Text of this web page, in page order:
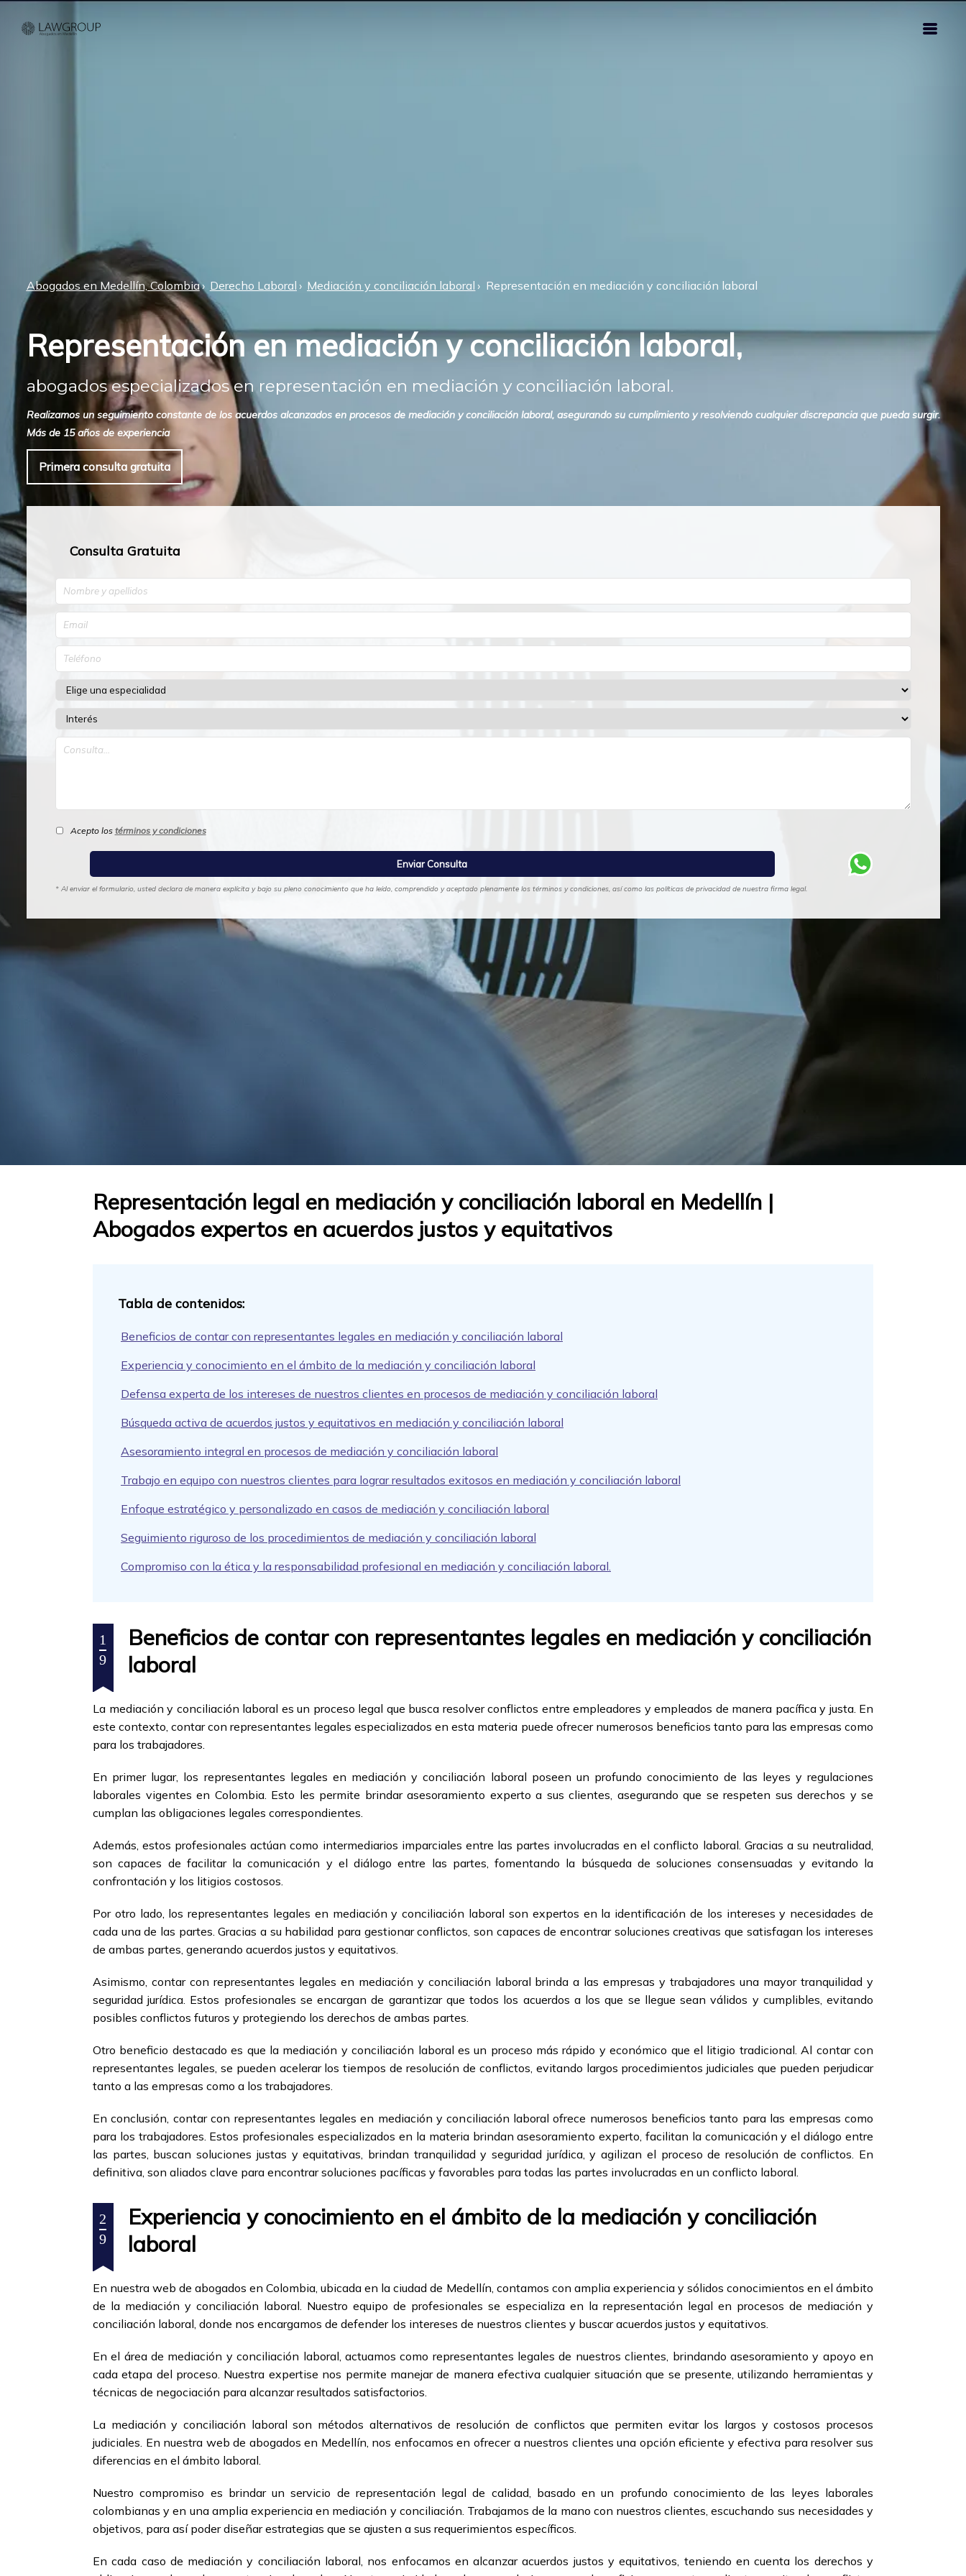
Abogados en Medellín, Colombia Derecho Laboral Mediación y conciliación laboral Representación en mediación y conciliación laboral
Representación en mediación y conciliación laboral,
abogados especializados en representación en mediación y conciliación laboral.
Realizamos un seguimiento constante de los acuerdos alcanzados en procesos de mediación y conciliación laboral, asegurando su cumplimiento y resolviendo cualquier discrepancia que pueda surgir.
Más de 15 años de experiencia
Primera consulta gratuita
Consulta Gratuita
Acepto los términos y condiciones
* Al enviar el formulario, usted declara de manera explícita y bajo su pleno conocimiento que ha leído, comprendido y aceptado plenamente los términos y condiciones, así como las políticas de privacidad de nuestra firma legal.
Representación legal en mediación y conciliación laboral en Medellín |
Abogados expertos en acuerdos justos y equitativos
Beneficios de contar con representantes legales en mediación y conciliación laboral
Experiencia y conocimiento en el ámbito de la mediación y conciliación laboral
Defensa experta de los intereses de nuestros clientes en procesos de mediación y conciliación laboral
Búsqueda activa de acuerdos justos y equitativos en mediación y conciliación laboral
Asesoramiento integral en procesos de mediación y conciliación laboral
Trabajo en equipo con nuestros clientes para lograr resultados exitosos en mediación y conciliación laboral
Enfoque estratégico y personalizado en casos de mediación y conciliación laboral
Seguimiento riguroso de los procedimientos de mediación y conciliación laboral
Compromiso con la ética y la responsabilidad profesional en mediación y conciliación laboral.
1
9
Beneficios de contar con representantes legales en mediación y conciliación
laboral
La mediación y conciliación laboral es un proceso legal que busca resolver conflictos entre empleadores y empleados de manera pacífica y justa. En
este contexto, contar con representantes legales especializados en esta materia puede ofrecer numerosos beneficios tanto para las empresas como
para los trabajadores.
En primer lugar, los representantes legales en mediación y conciliación laboral poseen un profundo conocimiento de las leyes y regulaciones
laborales vigentes en Colombia. Esto les permite brindar asesoramiento experto a sus clientes, asegurando que se respeten sus derechos y se
cumplan las obligaciones legales correspondientes.
Además, estos profesionales actúan como intermediarios imparciales entre las partes involucradas en el conflicto laboral. Gracias a su neutralidad,
son capaces de facilitar la comunicación y el diálogo entre las partes, fomentando la búsqueda de soluciones consensuadas y evitando la
confrontación y los litigios costosos.
Por otro lado, los representantes legales en mediación y conciliación laboral son expertos en la identificación de los intereses y necesidades de
cada una de las partes. Gracias a su habilidad para gestionar conflictos, son capaces de encontrar soluciones creativas que satisfagan los intereses
de ambas partes, generando acuerdos justos y equitativos.
Asimismo, contar con representantes legales en mediación y conciliación laboral brinda a las empresas y trabajadores una mayor tranquilidad y
seguridad jurídica. Estos profesionales se encargan de garantizar que todos los acuerdos a los que se llegue sean válidos y cumplibles, evitando
posibles conflictos futuros y protegiendo los derechos de ambas partes.
Otro beneficio destacado es que la mediación y conciliación laboral es un proceso más rápido y económico que el litigio tradicional. Al contar con
representantes legales, se pueden acelerar los tiempos de resolución de conflictos, evitando largos procedimientos judiciales que pueden perjudicar
tanto a las empresas como a los trabajadores.
En conclusión, contar con representantes legales en mediación y conciliación laboral ofrece numerosos beneficios tanto para las empresas como
para los trabajadores. Estos profesionales especializados en la materia brindan asesoramiento experto, facilitan la comunicación y el diálogo entre
las partes, buscan soluciones justas y equitativas, brindan tranquilidad y seguridad jurídica, y agilizan el proceso de resolución de conflictos. En
definitiva, son aliados clave para encontrar soluciones pacíficas y favorables para todas las partes involucradas en un conflicto laboral.
2
9
Experiencia y conocimiento en el ámbito de la mediación y conciliación
laboral
En nuestra web de abogados en Colombia, ubicada en la ciudad de Medellín, contamos con amplia experiencia y sólidos conocimientos en el ámbito
de la mediación y conciliación laboral. Nuestro equipo de profesionales se especializa en la representación legal en procesos de mediación y
conciliación laboral, donde nos encargamos de defender los intereses de nuestros clientes y buscar acuerdos justos y equitativos.
En el área de mediación y conciliación laboral, actuamos como representantes legales de nuestros clientes, brindando asesoramiento y apoyo en
cada etapa del proceso. Nuestra expertise nos permite manejar de manera efectiva cualquier situación que se presente, utilizando herramientas y
técnicas de negociación para alcanzar resultados satisfactorios.
La mediación y conciliación laboral son métodos alternativos de resolución de conflictos que permiten evitar los largos y costosos procesos
judiciales. En nuestra web de abogados en Medellín, nos enfocamos en ofrecer a nuestros clientes una opción eficiente y efectiva para resolver sus
diferencias en el ámbito laboral.
Nuestro compromiso es brindar un servicio de representación legal de calidad, basado en un profundo conocimiento de las leyes laborales
colombianas y en una amplia experiencia en mediación y conciliación. Trabajamos de la mano con nuestros clientes, escuchando sus necesidades y
objetivos, para así poder diseñar estrategias que se ajusten a sus requerimientos específicos.
En cada caso de mediación y conciliación laboral, nos enfocamos en alcanzar acuerdos justos y equitativos, teniendo en cuenta los derechos y